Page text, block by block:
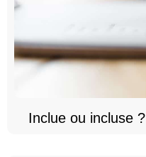
Inclue ou incluse ?